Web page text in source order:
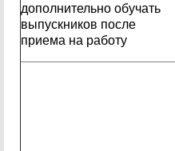
дополнительно обучать
выпускников после
приема на работу